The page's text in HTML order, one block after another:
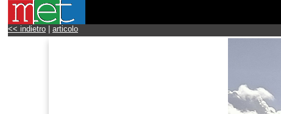
<< indietro articolo